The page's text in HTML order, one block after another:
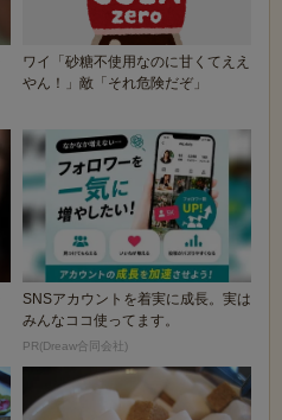
ワイ「砂糖不使用なのに甘くてええ
やん！」敵「それ危険だぞ」
SNSアカウントを着実に成長。実は
みんなココ使ってます。
PR(Dreaw合同会社)